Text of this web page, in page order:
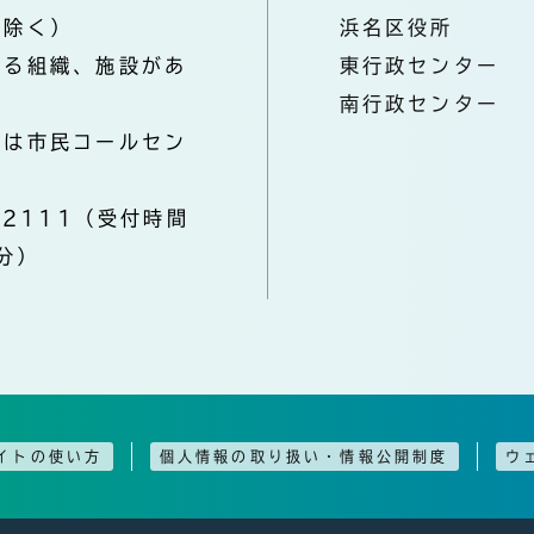
く）
組織、施設があ
市民コールセン
（受付時間
）
浜名区役所
東行政センター
南行政センター
トの使い方 個人情報の取り扱い・情報公開制度 ウ